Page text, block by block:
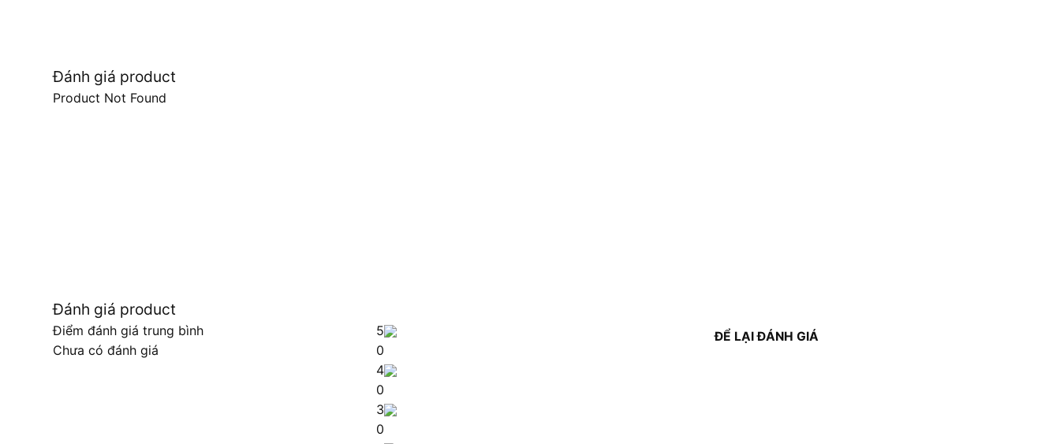
Đánh giá product
Product Not Found
Đánh giá product
Điểm đánh giá trung bình
Chưa có đánh giá
5
0
4
0
3
0
ĐỂ LẠI ĐÁNH GIÁ